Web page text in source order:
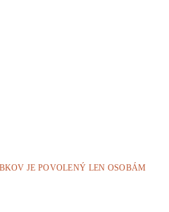
JE POVOLENÝ LEN OSOBÁM